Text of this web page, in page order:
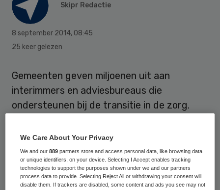
Skipr Redactie
8 september 2014, 08:45
25 keer gelezen
Gemeenten geven miljoenen uit aan
interimmers en adviesbureaus die
ondersteunen bij de transitie in de zorg.
2013 en 2014 loopt dat bedrag in totaal op
tot zeker 25 miljoen.
Nieuwsuur vroeg 166 gemeenten hoe zij
We Care About Your Privacy
We and our889 partners store and access personal data, like browsing data
or unique identifiers, on your device. Selecting I Accept enables tracking
technologies to support the purposes shown under we and our partners
process data to provide. Selecting Reject All or withdrawing your consent will
disable them. If trackers are disabled, some content and ads you see may not